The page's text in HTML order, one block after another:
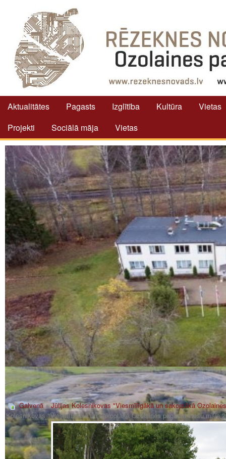
Aktualitātes Pagasts Izglītība Kultūra
Vietas
Projekti
Sociālā māja Vietas
Galvenā»Jūlijas Kolesnikovas "Viesmīlīgākā un sakoptākā
Kolesnikovas "Viesmīlīgākā un sakoptākā Ozolaines pagasta viesu māja